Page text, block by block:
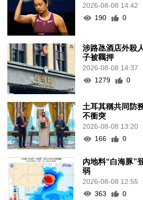
2026-08-08 14:42
190
0
涉路氹酒店外殺
子被羈押
2026-08-08 14:37
1279
0
土耳其稱共同防
不衝突
2026-08-08 13:20
166
0
內地料“白海豚”
弱
2026-08-08 12:55
363
0